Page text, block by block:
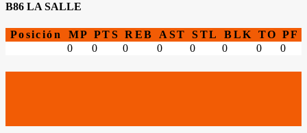
B86 LA SALLE
Posición MP PTS REB AST STL BLK TO PF
0
0 0 0 0 0 0 0